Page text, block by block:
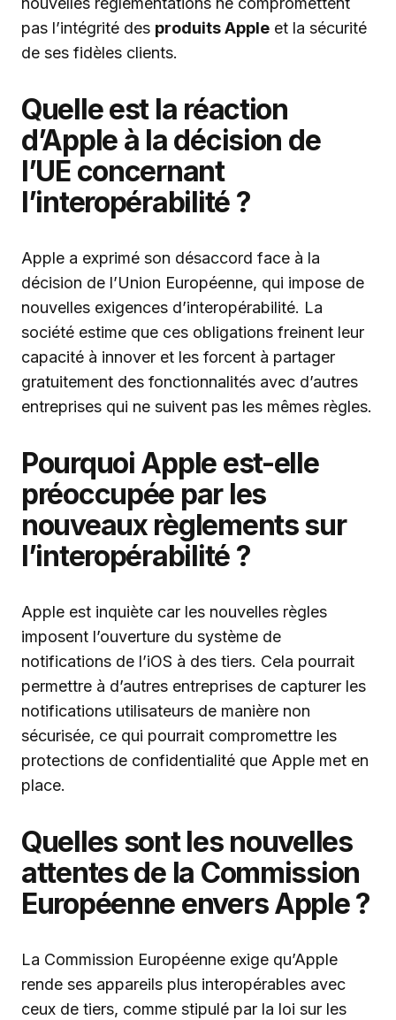
pas l’intégrité des produits Apple et la sécurité
de ses fidèles clients.
Quelle est la réaction
d’Apple à la décision de
l’UE concernant
l’interopérabilité ?
Apple a exprimé son désaccord face à la
décision de l’Union Européenne, qui impose de
nouvelles exigences d’interopérabilité. La
société estime que ces obligations freinent leur
capacité à innover et les forcent à partager
gratuitement des fonctionnalités avec d’autres
entreprises qui ne suivent pas les mêmes règles.
Pourquoi Apple est-elle
préoccupée par les
nouveaux règlements sur
l’interopérabilité ?
Apple est inquiète car les nouvelles règles
imposent l’ouverture du système de
notifications de l’iOS à des tiers. Cela pourrait
permettre à d’autres entreprises de capturer les
notifications utilisateurs de manière non
sécurisée, ce qui pourrait compromettre les
protections de confidentialité que Apple met en
place.
Quelles sont les nouvelles
attentes de la Commission
Européenne envers Apple ?
La Commission Européenne exige qu’Apple
rende ses appareils plus interopérables avec
ceux de tiers, comme stipulé par la loi sur les